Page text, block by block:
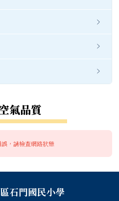
氣品質
，請檢查網路狀態
石門國民小學